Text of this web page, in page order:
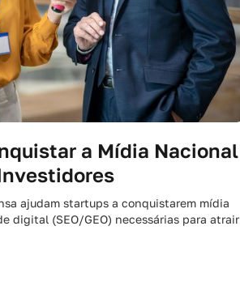
a Mídia Nacional
ajudam startups a conquistarem mídia
digital (SEO/GEO) necessárias para atrair